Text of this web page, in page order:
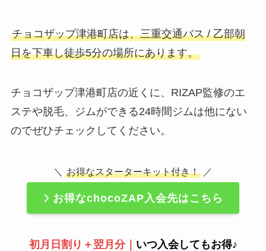
チョコザップ津港町店は、三重交通バス / 乙部朝
日を下車し徒歩5分の場所にあります。
チョコザップ津港町店の近くに、RIZAP監修のエ
ステや脱毛、ジムができる24時間ジムは他にない
のでぜひチェックしてください。
＼ お得なスターターキット付き！ ／
お得なchocoZAP入会先はこちら
初月日割り＋翌月分｜ いつ入会してもお得♪